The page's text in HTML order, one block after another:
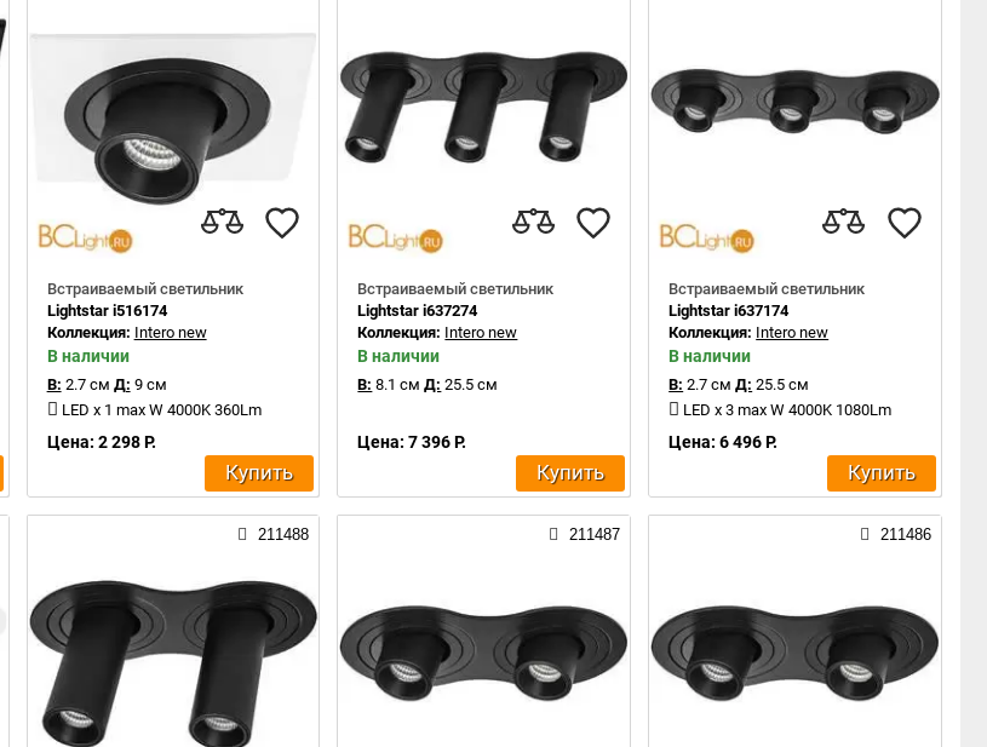
Встраиваемый светильник
Lightstar i516174
Коллекция: Intero new
В наличии
В: 2.7 см Д: 9 см
LED x 1 max W 4000K 360Lm
Цена: 2 298 Р.
Купить
Встраиваемый светильник
Lightstar i637274
Коллекция: Intero new
В наличии
В: 8.1 см Д: 25.5 см
Цена: 7 396 Р.
Купить
Встраиваемый светильник
Lightstar i637174
Коллекция: Intero new
В наличии
В: 2.7 см Д: 25.5 см
LED x 3 max W 4000K 1080Lm
Цена: 6 496 Р.
Купить
211488 211487 211486